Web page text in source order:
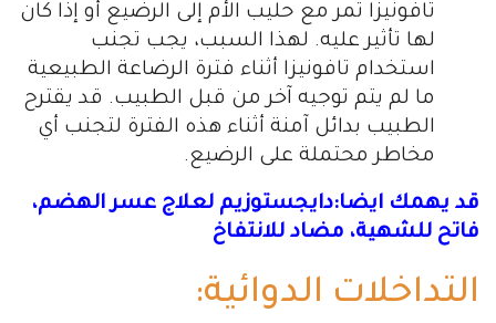
تافونيزا تمر مع حليب الأم إلى الرضيع أو إذا كان
لها تأثير عليه. لهذا السبب، يجب تجنب
استخدام تافونيزا أثناء فترة الرضاعة الطبيعية
ما لم يتم توجيه آخر من قبل الطبيب. قد يقترح
الطبيب بدائل آمنة أثناء هذه الفترة لتجنب أي
مخاطر محتملة على الرضيع.
قد يهمك ايضا:دايجستوزيم لعلاج عسر الهضم،
فاتح للشهية، مضاد للانتفاخ
التداخلات الدوائية: